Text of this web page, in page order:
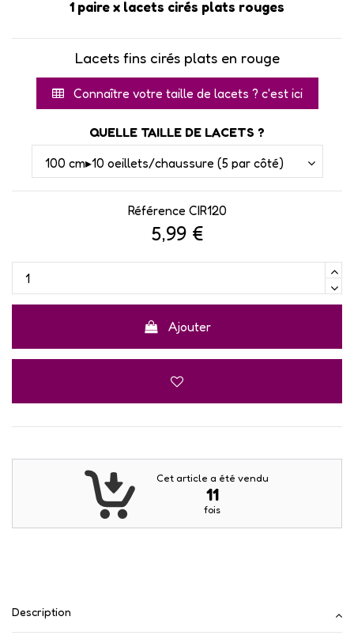
1 paire x lacets cirés plats rouges
Lacets fins cirés plats en rouge
Connaître votre taille de lacets ? c'est ici
QUELLE TAILLE DE LACETS ?
Référence CIR120
5,99 €
Ajouter
Cet article a été vendu
11
fois
Description